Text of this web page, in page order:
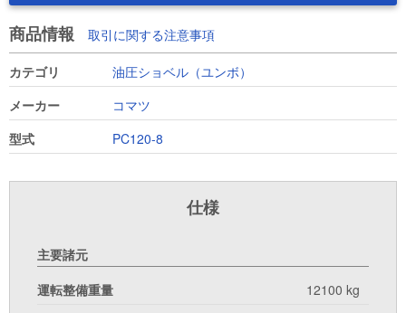
商品情報 取引に関する注意事項
カテゴリ
油圧ショベル（ユンボ）
メーカー
コマツ
型式
PC120-8
仕様
主要諸元
運転整備重量
12100 kg